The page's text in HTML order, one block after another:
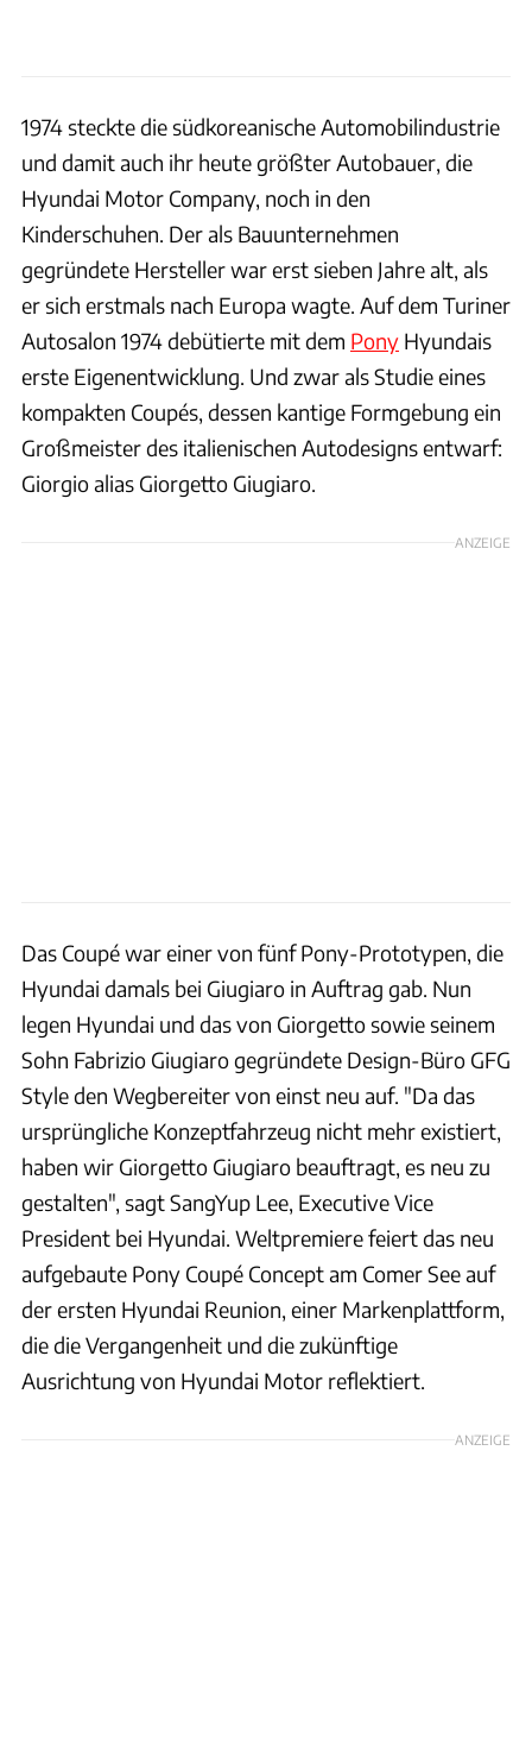
1974 steckte die südkoreanische Automobilindustrie
und damit auch ihr heute größter Autobauer, die
Hyundai Motor Company, noch in den
Kinderschuhen. Der als Bauunternehmen
gegründete Hersteller war erst sieben Jahre alt, als
er sich erstmals nach Europa wagte. Auf dem Turiner
Autosalon 1974 debütierte mit dem Pony Hyundais
erste Eigenentwicklung. Und zwar als Studie eines
kompakten Coupés, dessen kantige Formgebung ein
Großmeister des italienischen Autodesigns entwarf:
Giorgio alias Giorgetto Giugiaro.
ANZEIGE
Das Coupé war einer von fünf Pony-Prototypen, die
Hyundai damals bei Giugiaro in Auftrag gab. Nun
legen Hyundai und das von Giorgetto sowie seinem
Sohn Fabrizio Giugiaro gegründete Design-Büro GFG
Style den Wegbereiter von einst neu auf. "Da das
ursprüngliche Konzeptfahrzeug nicht mehr existiert,
haben wir Giorgetto Giugiaro beauftragt, es neu zu
gestalten", sagt SangYup Lee, Executive Vice
President bei Hyundai. Weltpremiere feiert das neu
aufgebaute Pony Coupé Concept am Comer See auf
der ersten Hyundai Reunion, einer Markenplattform,
die die Vergangenheit und die zukünftige
Ausrichtung von Hyundai Motor reflektiert.
ANZEIGE